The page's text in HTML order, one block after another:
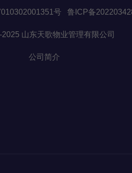
号 鲁ICP备
山东天歌物业管理有限公司
公司简介